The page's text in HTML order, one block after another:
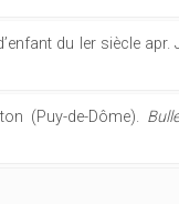
du Ier siècle apr.
(Puy-de-Dôme).